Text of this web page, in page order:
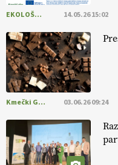
, okolje
in kakovostna
@EUAgri #IMCAP #CAP
EKOLOŠKO LOGIČNO 14.05.26 15:02
Kmečki Glas 03.06.26 09:24